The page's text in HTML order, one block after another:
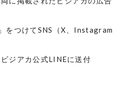
をつけてSNS（X、Instagram
ジアカ公式LINEに送付